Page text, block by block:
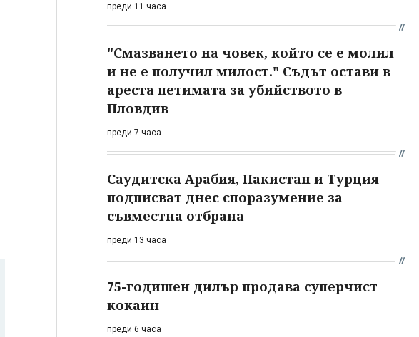
преди 11 часа
"Смазването на човек, който се е молил
и не е получил милост." Съдът остави в
ареста петимата за убийството в
Пловдив
преди 7 часа
Саудитска Арабия, Пакистан и Турция
подписват днес споразумение за
съвместна отбрана
преди 13 часа
75-годишен дилър продава суперчист
кокаин
преди 6 часа